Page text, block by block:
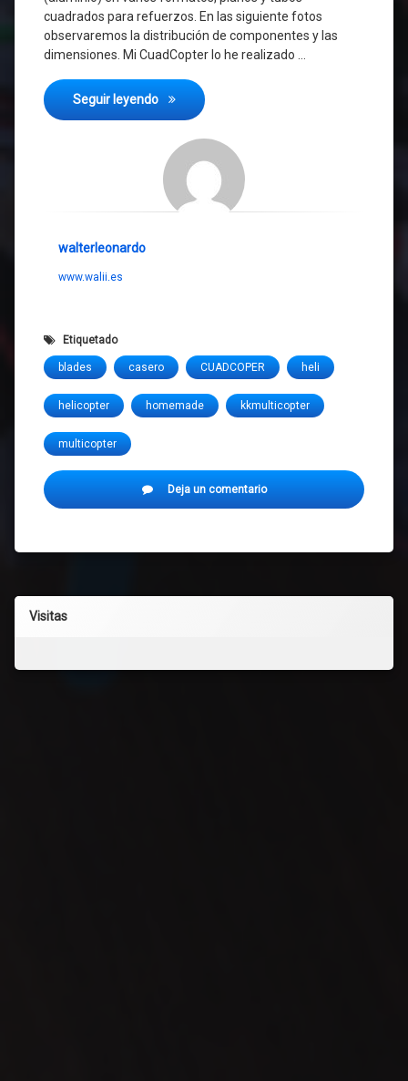
cuadrados para refuerzos. En las siguiente fotos
observaremos la distribución de componentes y las
dimensiones. Mi CuadCopter lo he realizado …
Seguir leyendo CUAD COPTER CASERO
walterleonardo
www.walii.es
Etiquetado
blades casero CUADCOPER heli
helicopter homemade kkmulticopter
multicopter
Deja un comentarioen
Visitas